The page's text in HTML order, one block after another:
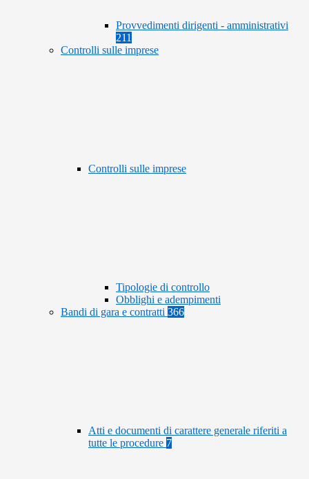
Provvedimenti dirigenti - amministrativi
211
Controlli sulle imprese
Controlli sulle imprese
Tipologie di controllo
Obblighi e adempimenti
Bandi di gara e contratti 366
Atti e documenti di carattere generale riferiti a
tutte le procedure 7